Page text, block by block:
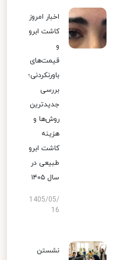
اخبار امروز
کاشت ابرو
قیمت‌های
باورنکردنی؛
بررسی
جدیدترین
روش‌ها و
هزینه
کاشت ابرو
طبیعی در
سال ۱۴۰۵
1405/05/
16
نشستن